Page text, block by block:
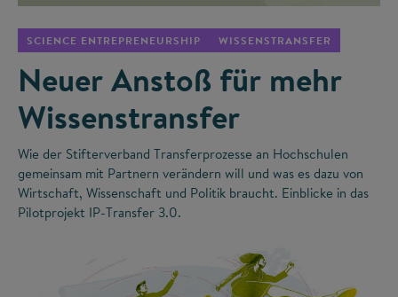
SCIENCE ENTREPRENEURSHIP WISSENSTRANSFER
Neuer Anstoß für mehr
Wissenstransfer
Wie der Stifterverband Transferprozesse an Hochschulen
gemeinsam mit Partnern verändern will und was es dazu von
Wirtschaft, Wissenschaft und Politik braucht. Einblicke in das
Pilotprojekt IP-Transfer 3.0.